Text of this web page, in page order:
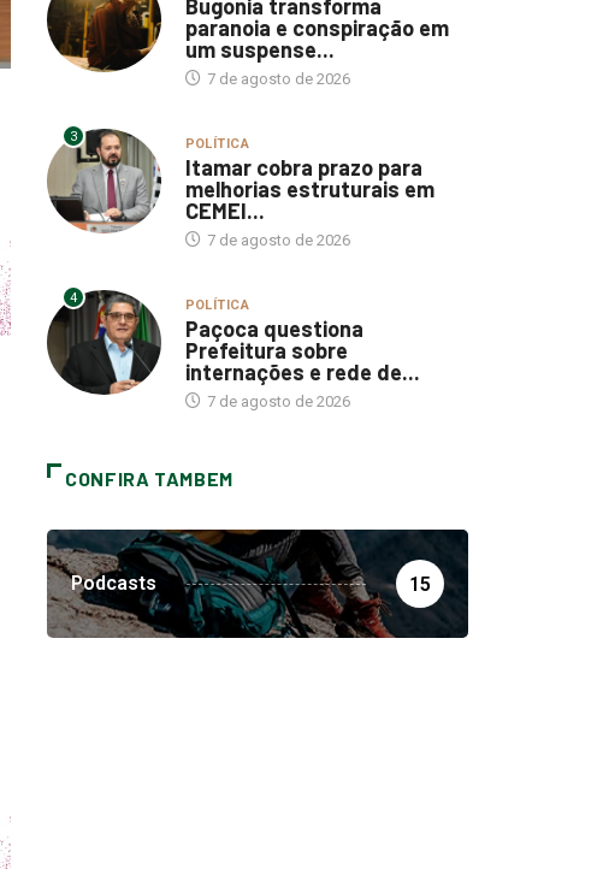
Bugonia transforma
paranoia e conspiração em
um suspense...
7 de agosto de 2026
3 POLÍTICA
Itamar cobra prazo para
melhorias estruturais em
CEMEI...
7 de agosto de 2026
4 POLÍTICA
Paçoca questiona
Prefeitura sobre
internações e rede de...
7 de agosto de 2026
CONFIRA TAMBEM
Podcasts 15